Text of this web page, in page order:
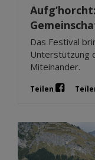
Das Festival
Unterstützung
Miteinander.
Teilen